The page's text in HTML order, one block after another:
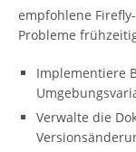
empfohlene
Probleme
Implementiere
Verwalte die